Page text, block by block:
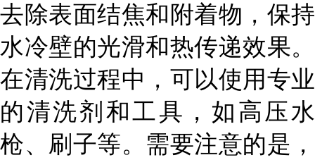
去除表面结焦和附着物，保持
水冷壁的光滑和热传递效果。
在清洗过程中，可以使用专业
的清洗剂和工具，如高压水
枪、刷子等。需要注意的是，